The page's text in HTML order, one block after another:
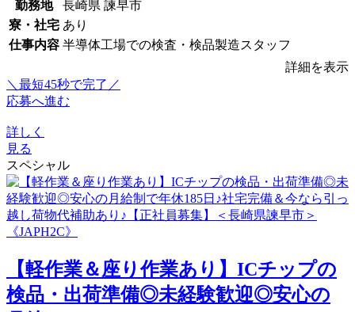
勤務地
長崎県 諫早市
寮・社宅 あり
仕事内容 半導体工場での検査・検品製造スタッフ
詳細を表示
＼最短45秒で完了／
応募へ進む
詳しく
見る
スペシャル
【軽作業＆座り作業あり】ICチップの
検品・出荷準備◎未経験歓迎◎安心の